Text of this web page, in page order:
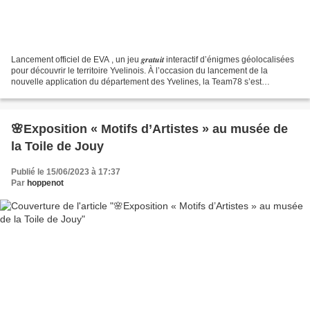
Lancement officiel de EVA , un jeu 𝒈𝒓𝒂𝒕𝒖𝒊𝒕 interactif d’énigmes géolocalisées
pour découvrir le territoire Yvelinois. À l’occasion du lancement de la
nouvelle application du département des Yvelines, la Team78 s’est
🌸Exposition « Motifs d’Artistes » au musée de
la Toile de Jouy
Publié le 15/06/2023 à 17:37
Par hoppenot